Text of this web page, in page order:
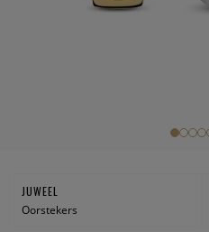
JUWEEL
Oorstekers